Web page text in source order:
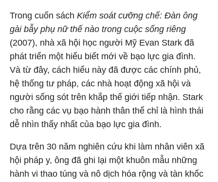
Trong cuốn sách Kiểm soát cưỡng chế: Đàn ông
gài bẫy phụ nữ thế nào trong cuộc sống riêng
(2007), nhà xã hội học người Mỹ Evan Stark đã
phát triển một hiểu biết mới về bạo lực gia đình.
Và từ đây, cách hiểu này đã được các chính phủ,
hệ thống tư pháp, các nhà hoạt động xã hội và
người sống sót trên khắp thế giới tiếp nhận. Stark
cho rằng các vụ bạo hành thân thể chỉ là hình thái
dễ nhìn thấy nhất của bạo lực gia đình.
Dựa trên 30 năm nghiên cứu khi làm nhân viên xã
hội pháp y, ông đã ghi lại một khuôn mẫu những
hành vi thao túng và nô dịch hóa rộng và tàn khốc